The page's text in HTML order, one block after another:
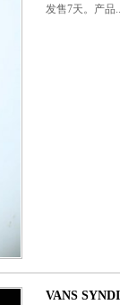
发售7天。产品
VANS